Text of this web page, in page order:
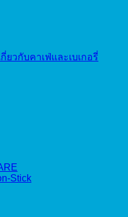
ยวกับคาเฟ่และเบเกอรี่
Stick